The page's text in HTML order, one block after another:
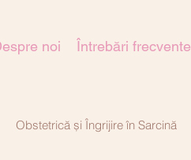
noi Întrebări frecvente
Obstetrică și Îngrijire în Sarcină